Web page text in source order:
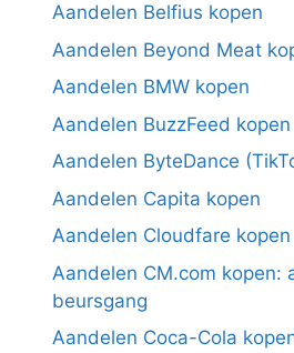
Aandelen Belfius kopen
Aandelen Beyond Meat
Aandelen BMW kopen
Aandelen BuzzFeed kopen
Aandelen ByteDance
Aandelen Capita kopen
Aandelen Cloudfare kopen
Aandelen CM.com kopen:
beursgang
Aandelen Coca-Cola